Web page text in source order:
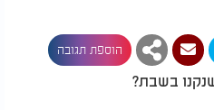
הוספת תגובה
בשבת?